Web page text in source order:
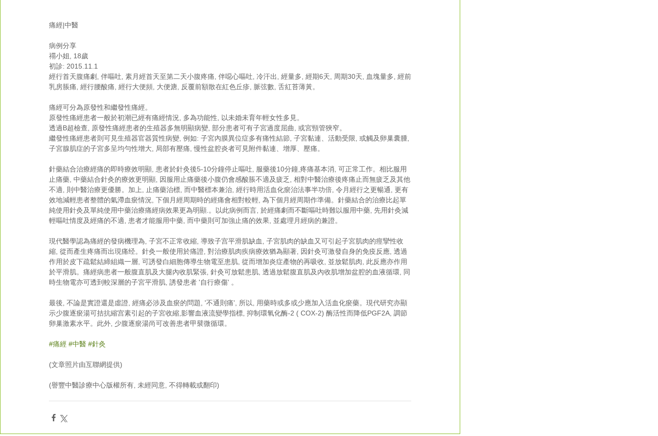
痛經|中醫
病例分享
禤小姐, 18歲
初診: 2015.11.1
經行首天腹痛劇, 伴嘔吐, 素月經首天至第二天小腹疼痛, 伴噁心嘔吐, 冷汗出, 經量多, 經期6天, 周期30天, 血塊量多, 經前
乳房脹痛, 經行腰酸痛, 經行大便頻, 大便溏, 反覆前額散在紅色丘疹, 脈弦數, 舌紅苔薄黃。
痛經可分為原發性和繼發性痛經。
原發性痛經患者一般於初潮已經有痛經情況, 多為功能性, 以未婚未育年輕女性多見。
透過B超檢查, 原發性痛經患者的生殖器多無明顯病變, 部分患者可有子宮過度屈曲, 或宮頸管狹窄。
繼發性痛經患者則可見生殖器官器質性病變, 例如: 子宮內膜異位症多有痛性結節, 子宮黏連、活動受限, 或觸及卵巢囊腫,
子宮腺肌症的子宮多呈均勻性增大, 局部有壓痛, 慢性盆腔炎者可見附件黏連、增厚、壓痛。
針藥結合治療經痛的即時療效明顯, 患者於針灸後5-10分鐘停止嘔吐, 服藥後10分鐘,疼痛基本消, 可正常工作。相比服用
止痛藥, 中藥結合針灸的療效更明顯, 因服用止痛藥後小腹仍會感酸脹不適及疲乏, 相對中醫治療後疼痛止而無疲乏及其他
不適, 則中醫治療更優勝。加上, 止痛藥治標, 而中醫標本兼治, 經行時用活血化瘀治法事半功倍, 令月經行之更暢通, 更有
效地減輕患者整體的氣滯血瘀情況, 下個月經周期時的經痛會相對較輕, 為下個月經周期作準備。針藥結合的治療比起單
純使用針灸及單純使用中藥治療痛經病效果更為明顯.。以此病例而言, 於經痛劇而不斷嘔吐時難以服用中藥, 先用針灸減
輕嘔吐情度及經痛的不適, 患者才能服用中藥, 而中藥則可加強止痛的效果, 並處理月經病的兼證。
現代醫學認為痛經的發病機理為, 子宮不正常收縮, 導致子宫平滑肌缺血, 子宮肌肉的缺血又可引起子宮肌肉的痙攣性收
縮, 從而產生疼痛而出現痛经。針灸一般使用於痛證, 對治療肌肉疾病療效猶為顯著, 因針灸可激發自身的免疫反應, 透過
作用於皮下疏鬆結締組織一層, 可誘發白細胞傳導生物電至患肌, 從而增加炎症產物的再吸收, 並放鬆肌肉, 此反應亦作用
於平滑肌。痛經病患者一般腹直肌及大腿內收肌緊張, 針灸可放鬆患肌, 透過放鬆腹直肌及內收肌增加盆腔的血液循環, 同
時生物電亦可透到較深層的子宮平滑肌, 誘發患者 '自行療傷' 。
最後, 不論是實證還是虛證, 經痛必涉及血瘀的問題, '不通則痛', 所以, 用藥時或多或少應加入活血化瘀藥。現代研究亦顯
示少腹逐瘀湯可拮抗縮宫素引起的子宮收縮,影響血液流變學指標, 抑制環氧化酶-2 ( COX-2) 酶活性而降低PGF2A, 調節
卵巢激素水平。此外, 少腹逐瘀湯尚可改善患者甲襞微循環。
#痛經 #中醫 #針灸
(文章照片由互聯網提供)
(譽豐中醫診療中心版權所有, 未經同意, 不得轉載或翻印)